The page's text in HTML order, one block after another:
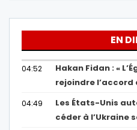
EN
04:52
Hakan Fidan : «
rejoindre
04:49
Les États-Unis
céder à l’Ukraine